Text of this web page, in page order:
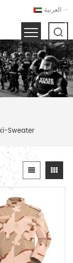
العربية
Sweater